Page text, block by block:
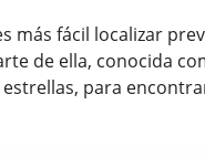
más fácil localizar
de ella, conocida
para